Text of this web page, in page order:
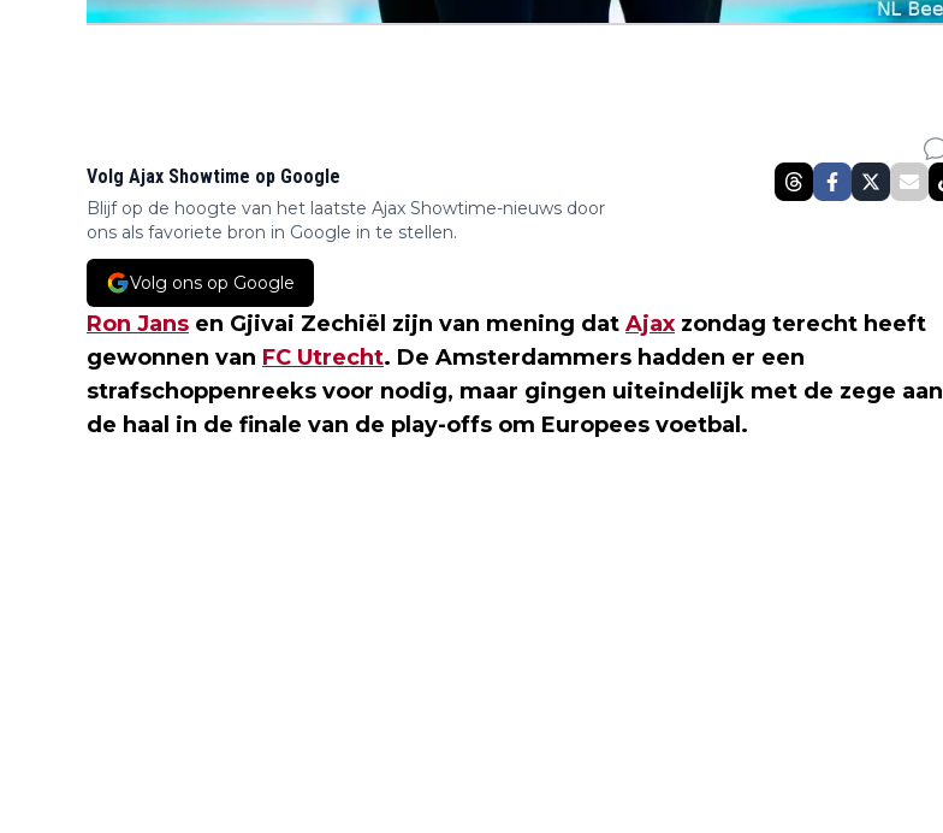
Volg Ajax Showtime op Google
Blijf op de hoogte van het laatste Ajax Showtime-nieuws door
ons als favoriete bron in Google in te stellen.
Volg ons op Google
Ron Jans en Gjivai Zechiël zijn van mening dat Ajax zondag terecht heeft
gewonnen van FC Utrecht. De Amsterdammers hadden er een
strafschoppenreeks voor nodig, maar gingen uiteindelijk met de zege aan
de haal in de finale van de play-offs om Europees voetbal.